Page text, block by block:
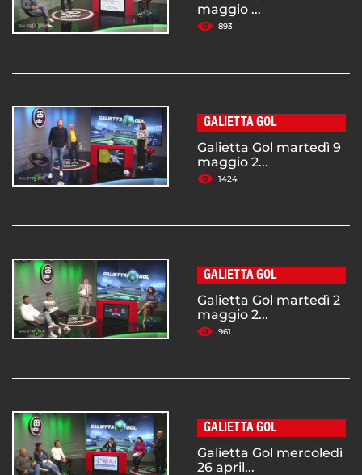
maggio ...
893
GALIETTA GOL
Galietta Gol martedì 9
maggio 2...
1424
GALIETTA GOL
Galietta Gol martedì 2
maggio 2...
961
GALIETTA GOL
Galietta Gol mercoledì
26 april...